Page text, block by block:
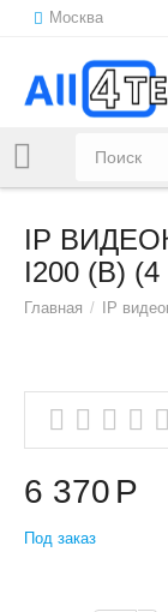
Москва
Напишите нам:
IP
I200 (B) (4
Главная / IP
6 370 Р
Под заказ